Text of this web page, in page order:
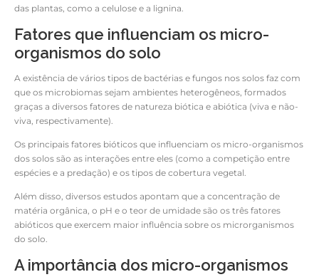
das plantas, como a celulose e a lignina.
Fatores que influenciam os micro-
organismos do solo
A existência de vários tipos de bactérias e fungos nos solos faz com
que os microbiomas sejam ambientes heterogêneos, formados
graças a diversos fatores de natureza biótica e abiótica (viva e não-
viva, respectivamente).
Os principais fatores bióticos que influenciam os micro-organismos
dos solos são as interações entre eles (como a competição entre
espécies e a predação) e os tipos de cobertura vegetal.
Além disso, diversos estudos apontam que a concentração de
matéria orgânica, o pH e o teor de umidade são os três fatores
abióticos que exercem maior influência sobre os microrganismos
do solo.
A importância dos micro-organismos